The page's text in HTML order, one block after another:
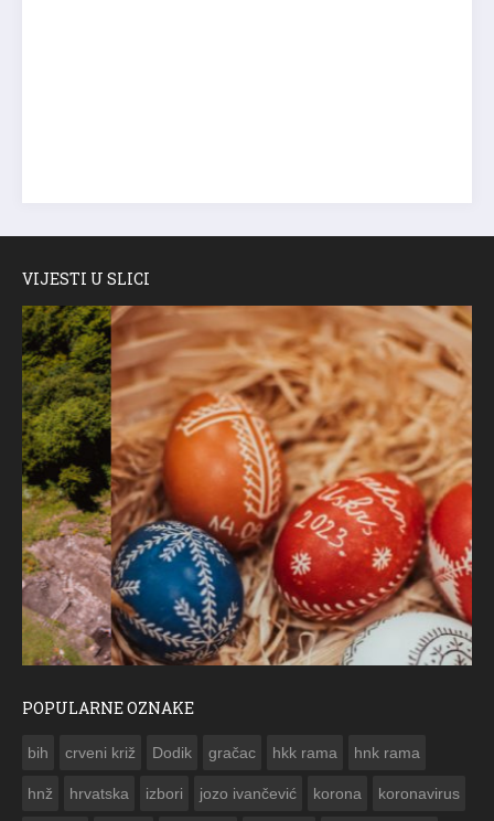
VIJESTI U SLICI
POPULARNE OZNAKE
bih crveni križ Dodik gračac hkk rama hnk rama
hnž hrvatska izbori jozo ivančević korona koronavirus